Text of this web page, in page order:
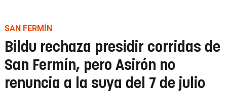
SAN FERMÍN
Bildu rechaza presidir corridas de
San Fermín, pero Asirón no
renuncia a la suya del 7 de julio